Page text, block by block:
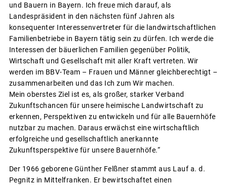
und Bauern in Bayern. Ich freue mich darauf, als
Landespräsident in den nächsten fünf Jahren als
konsequenter Interessenvertreter für die landwirtschaftlichen
Familienbetriebe in Bayern tätig sein zu dürfen. Ich werde die
Interessen der bäuerlichen Familien gegenüber Politik,
Wirtschaft und Gesellschaft mit aller Kraft vertreten. Wir
werden im BBV-Team – Frauen und Männer gleichberechtigt –
zusammenarbeiten und das Ich zum Wir machen.
Mein oberstes Ziel ist es, als großer, starker Verband
Zukunftschancen für unsere heimische Landwirtschaft zu
erkennen, Perspektiven zu entwickeln und für alle Bauernhöfe
nutzbar zu machen. Daraus erwächst eine wirtschaftlich
erfolgreiche und gesellschaftlich anerkannte
Zukunftsperspektive für unsere Bauernhöfe.“
Der 1966 geborene Günther Felßner stammt aus Lauf a. d.
Pegnitz in Mittelfranken. Er bewirtschaftet einen